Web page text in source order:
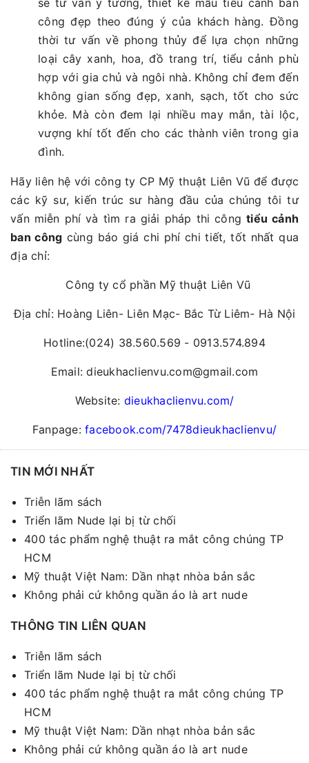
sẽ tư vấn ý tưởng, thiết kế mẫu tiểu cảnh ban
công đẹp theo đúng ý của khách hàng. Đồng
thời tư vấn về phong thủy để lựa chọn những
loại cây xanh, hoa, đồ trang trí, tiểu cảnh phù
hợp với gia chủ và ngôi nhà. Không chỉ đem đến
không gian sống đẹp, xanh, sạch, tốt cho sức
khỏe. Mà còn đem lại nhiều may mắn, tài lộc,
vượng khí tốt đến cho các thành viên trong gia
đình.
Hãy liên hệ với công ty CP Mỹ thuật Liên Vũ để được
các kỹ sư, kiến trúc sư hàng đầu của chúng tôi tư
vấn miễn phí và tìm ra giải pháp thi côngtiểu cảnh
ban công cùng báo giá chi phí chi tiết, tốt nhất qua
địa chỉ:
Công ty cổ phần Mỹ thuật Liên Vũ
Địa chỉ: Hoàng Liên- Liên Mạc- Bắc Từ Liêm- Hà Nội
Hotline:(024) 38.560.569 - 0913.574.894
Email: dieukhaclienvu.com@gmail.com
Website: dieukhaclienvu.com/
Fanpage:facebook.com/7478dieukhaclienvu/
TIN MỚI NHẤT
Triễn lãm sách
Triển lãm Nude lại bị từ chối
400 tác phẩm nghệ thuật ra mắt công chúng TP
HCM
Mỹ thuật Việt Nam: Dần nhạt nhòa bản sắc
Không phải cứ không quần áo là art nude
THÔNG TIN LIÊN QUAN
Triễn lãm sách
Triển lãm Nude lại bị từ chối
400 tác phẩm nghệ thuật ra mắt công chúng TP
HCM
Mỹ thuật Việt Nam: Dần nhạt nhòa bản sắc
Không phải cứ không quần áo là art nude